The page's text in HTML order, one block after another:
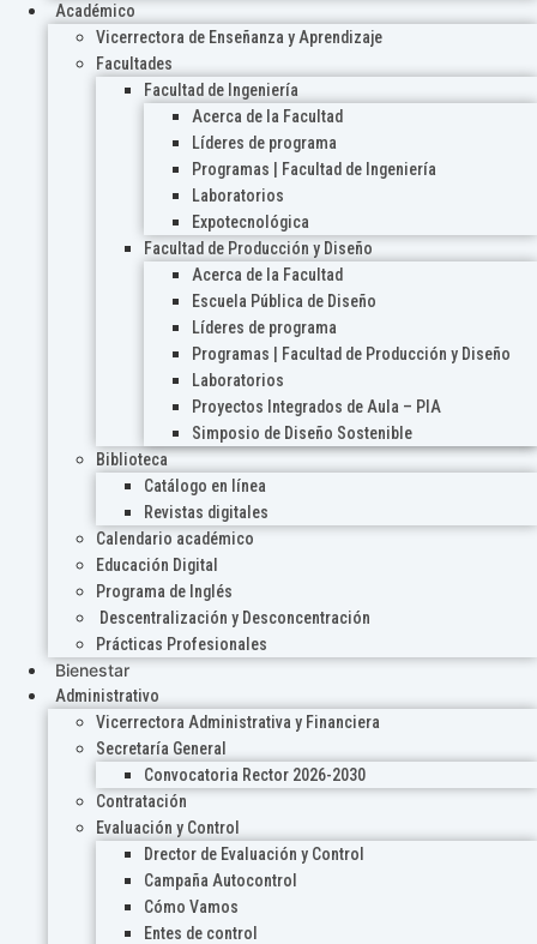
Académico
Vicerrectora de Enseñanza y Aprendizaje
Facultades
Facultad de Ingeniería
Acerca de la Facultad
Líderes de programa
Programas | Facultad de Ingeniería
Laboratorios
Expotecnológica
Facultad de Producción y Diseño
Acerca de la Facultad
Escuela Pública de Diseño
Líderes de programa
Programas | Facultad de Producción y Diseño
Laboratorios
Proyectos Integrados de Aula – PIA
Simposio de Diseño Sostenible
Biblioteca
Catálogo en línea
Revistas digitales
Calendario académico
Educación Digital
Programa de Inglés
Descentralización y Desconcentración
Prácticas Profesionales
Bienestar
Administrativo
Vicerrectora Administrativa y Financiera
Secretaría General
Convocatoria Rector 2026-2030
Contratación
Evaluación y Control
Drector de Evaluación y Control
Campaña Autocontrol
Cómo Vamos
Entes de control